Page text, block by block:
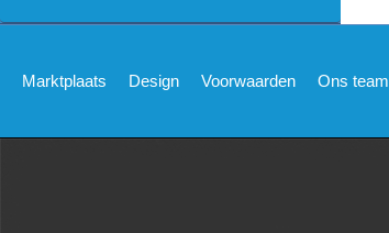
Marktplaats Design Voorwaarden Ons team